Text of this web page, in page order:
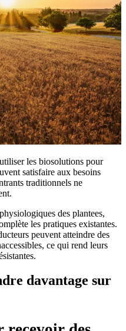
les biosolutions pour
satisfaire aux besoins
traditionnels ne
des plantees,
les pratiques existantes.
peuvent atteindre des
ce qui rend leurs
davantage sur